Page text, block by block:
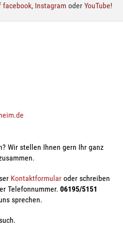
facebook, Instagram oder YouTube!
Wir stellen Ihnen gern Ihr ganz
Kontaktformular oder schreiben
Telefonnummer. 06195/5151
sprechen.